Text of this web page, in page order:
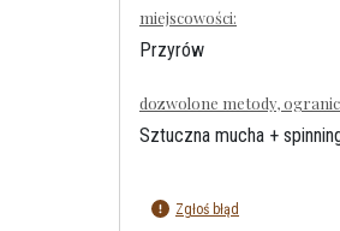
miejscowości:
Przyrów
dozwolone metody,
Sztuczna mucha +
Zgłoś błąd